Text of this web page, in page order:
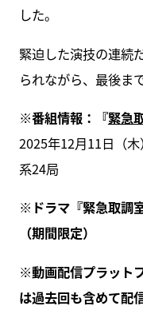
した。
緊迫した演技の連続
られながら、最後ま
※番組情報：『緊急
2025年12月11日（
系24局
※ドラマ『緊急取調
（期間限定）
※動画配信プラット
は過去回も含めて配